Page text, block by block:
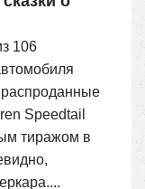
106
распроданные
Speedtail
тиражом в